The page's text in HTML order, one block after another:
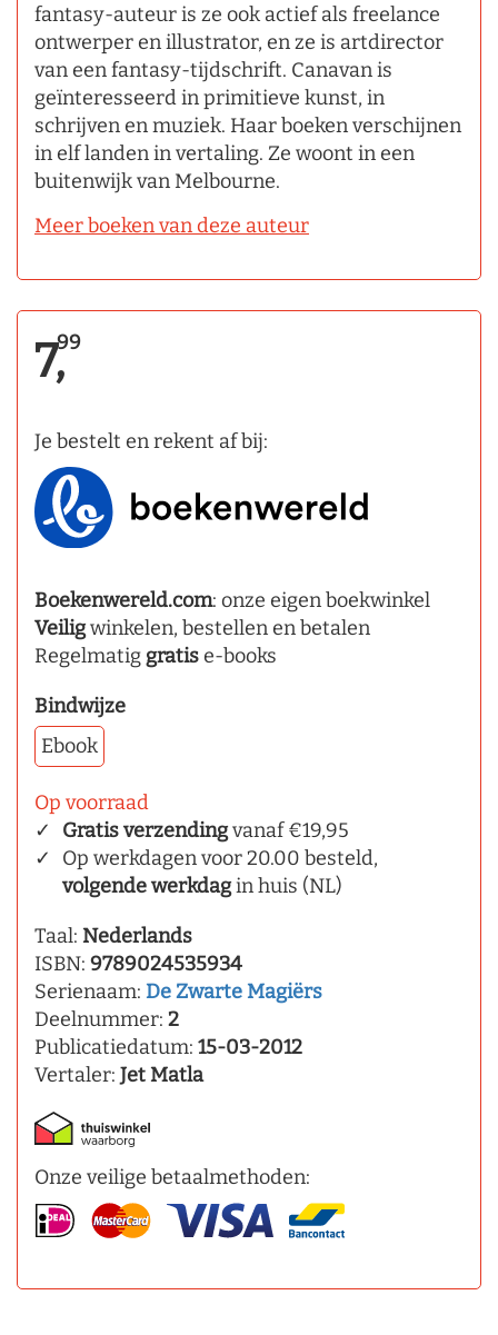
fantasy-auteur is ze ook actief als freelance
ontwerper en illustrator, en ze is artdirector
van een fantasy-tijdschrift. Canavan is
geïnteresseerd in primitieve kunst, in
schrijven en muziek. Haar boeken verschijnen
in elf landen in vertaling. Ze woont in een
buitenwijk van Melbourne.
Meer boeken van deze auteur
7,99
Je bestelt en rekent af bij:
Boekenwereld.com: onze eigen boekwinkel
Veiligwinkelen, bestellen en betalen
Regelmatig gratise-books
Bindwijze
Ebook
Op voorraad
Gratis verzendingvanaf €19,95
Op werkdagen voor 20.00 besteld,
volgende werkdagin huis (NL)
Taal: Nederlands
ISBN: 9789024535934
Serienaam: De Zwarte Magiërs
Deelnummer: 2
Publicatiedatum: 15-03-2012
Vertaler: Jet Matla
Onze veilige betaalmethoden: